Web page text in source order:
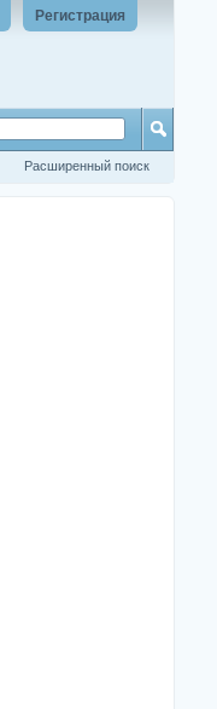
Регистрация
Расширенный поиск